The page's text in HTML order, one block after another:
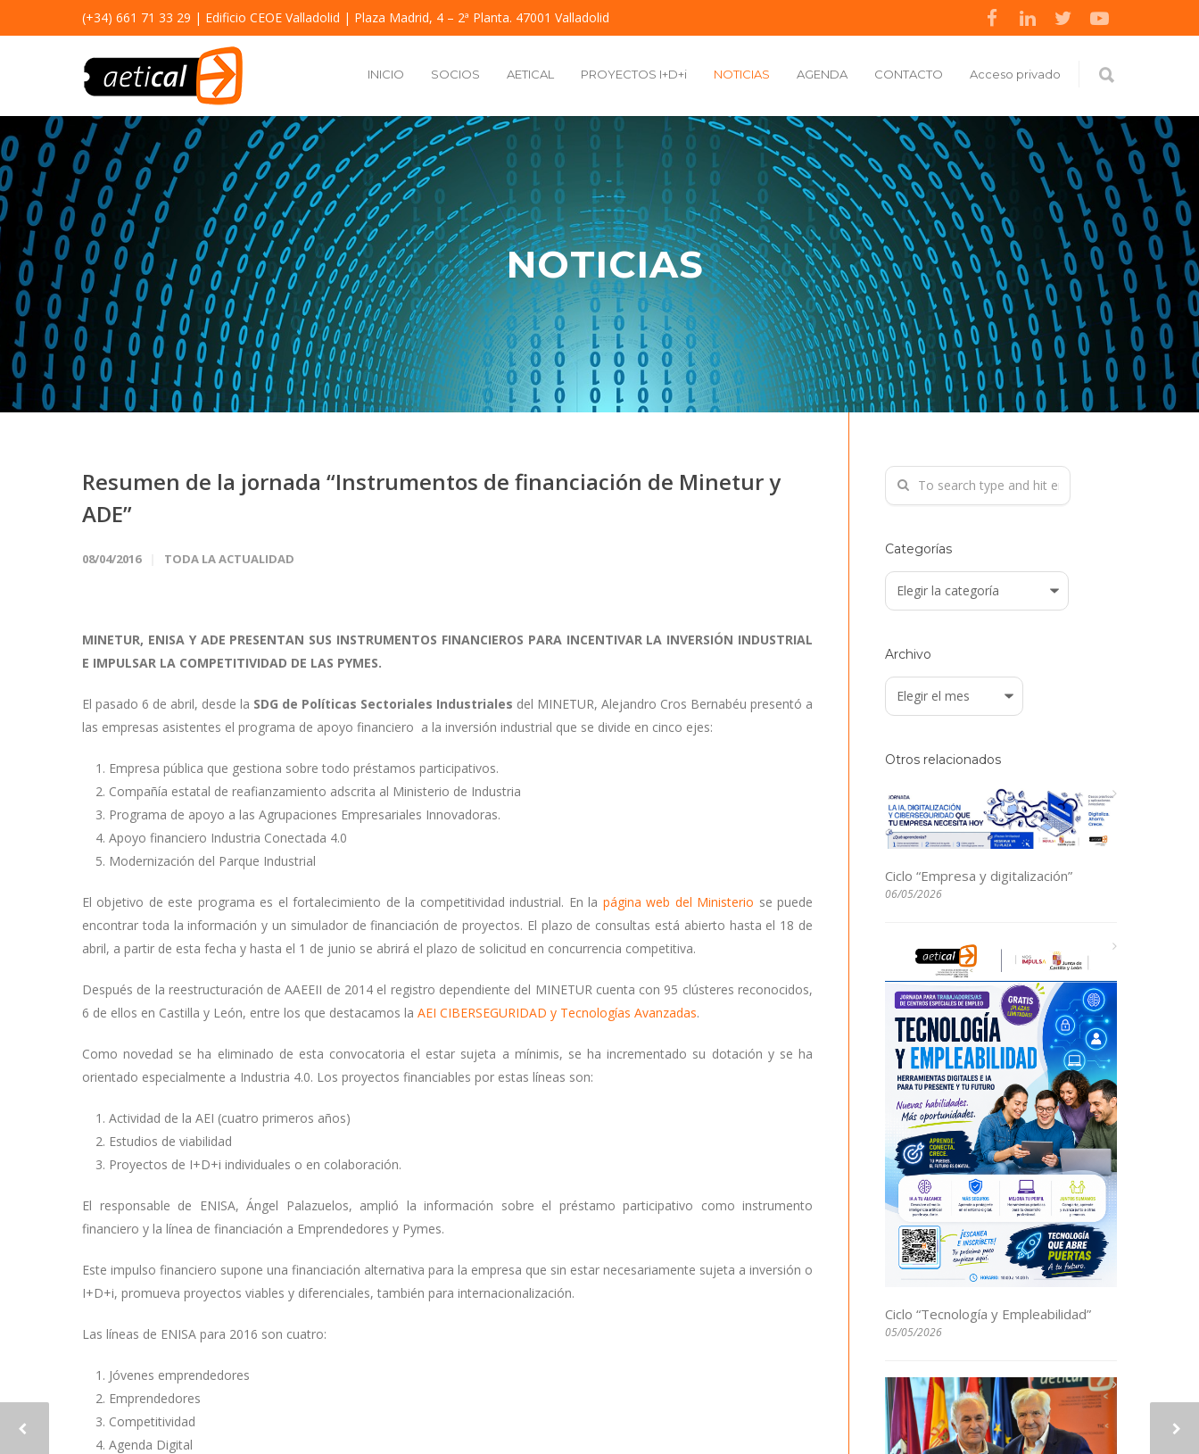
(+34) 661 71 33 29 | Edificio CEOE Valladolid | Plaza Madrid, 4 – 2ª Planta. 47001 Valladolid
INICIO SOCIOS AETICAL PROYECTOS I+D+i NOTICIAS AGENDA CONTACTO Acceso privado
NOTICIAS
Resumen de la jornada “Instrumentos de financiación de Minetur y
ADE”
08/04/2016 TODA LA ACTUALIDAD
MINETUR, ENISA Y ADE PRESENTAN SUS INSTRUMENTOS FINANCIEROS PARA INCENTIVAR LA INVERSIÓN INDUSTRIAL
E IMPULSAR LA COMPETITIVIDAD DE LAS PYMES.
El pasado 6 de abril, desde la SDG de Políticas Sectoriales Industriales del MINETUR, Alejandro Cros Bernabéu presentó a
las empresas asistentes el programa de apoyo financiero a la inversión industrial que se divide en cinco ejes:
Empresa pública que gestiona sobre todo préstamos participativos.
Compañía estatal de reafianzamiento adscrita al Ministerio de Industria
Programa de apoyo a las Agrupaciones Empresariales Innovadoras.
Apoyo financiero Industria Conectada 4.0
Modernización del Parque Industrial
El objetivo de este programa es el fortalecimiento de la competitividad industrial. En la página web del Ministerio se puede
encontrar toda la información y un simulador de financiación de proyectos. El plazo de consultas está abierto hasta el 18 de
abril, a partir de esta fecha y hasta el 1 de junio se abrirá el plazo de solicitud en concurrencia competitiva.
Después de la reestructuración de AAEEII de 2014 el registro dependiente del MINETUR cuenta con 95 clústeres reconocidos,
6 de ellos en Castilla y León, entre los que destacamos la AEI CIBERSEGURIDAD y Tecnologías Avanzadas.
Como novedad se ha eliminado de esta convocatoria el estar sujeta a mínimis, se ha incrementado su dotación y se ha
orientado especialmente a Industria 4.0. Los proyectos financiables por estas líneas son:
Actividad de la AEI (cuatro primeros años)
Estudios de viabilidad
Proyectos de I+D+i individuales o en colaboración.
El responsable de ENISA, Ángel Palazuelos, amplió la información sobre el préstamo participativo como instrumento
financiero y la línea de financiación a Emprendedores y Pymes.
Este impulso financiero supone una financiación alternativa para la empresa que sin estar necesariamente sujeta a inversión o
I+D+i, promueva proyectos viables y diferenciales, también para internacionalización.
Las líneas de ENISA para 2016 son cuatro:
Jóvenes emprendedores
Emprendedores
Competitividad
Agenda Digital
Categorías
Categorías
Archivo
Archivo
Otros relacionados
Ciclo “Empresa y digitalización”
06/05/2026
Ciclo “Tecnología y Empleabilidad”
05/05/2026